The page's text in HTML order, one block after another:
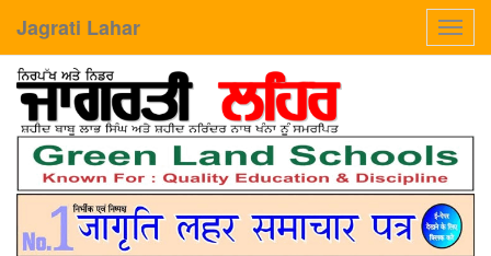
Jagrati Lahar